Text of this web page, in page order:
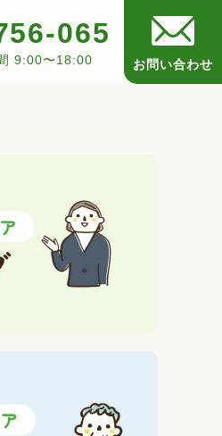
065
9:00〜18:00 お問い合わせ